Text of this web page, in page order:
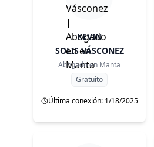
KEVIN
SOLIS VÁSCONEZ
Abogado en Manta
Gratuito
Última conexión: 1/18/2025